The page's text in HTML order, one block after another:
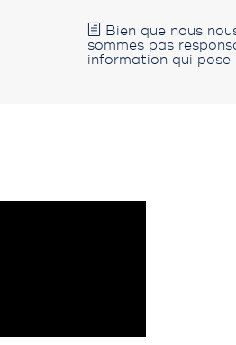
Bien que nous
sommes pas
information qui pose